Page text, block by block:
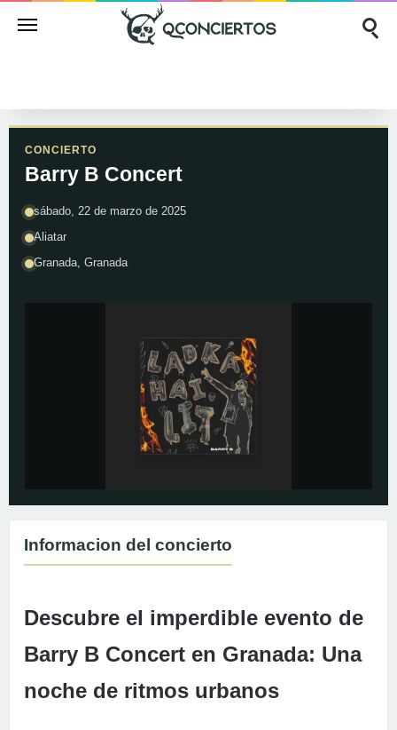
CONCIERTO
Barry B Concert
sábado, 22 de marzo de 2025
Aliatar
Granada, Granada
Informacion del concierto
Descubre el imperdible evento de
Barry B Concert en Granada: Una
noche de ritmos urbanos